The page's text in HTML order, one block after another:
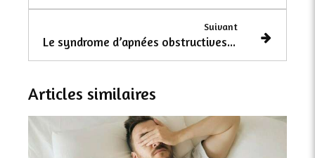
Suivant
Le syndrome d’apnées obstructives du sommeil
Articles similaires